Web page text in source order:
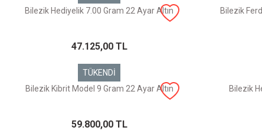
Bilezik Hediyelik 7.00 Gram 22 Ayar Altın
47.125,00 TL
Bilezik
TÜKENDİ
Bilezik Kibrit Model 9 Gram 22 Ayar Altın
59.800,00 TL
Bilezik